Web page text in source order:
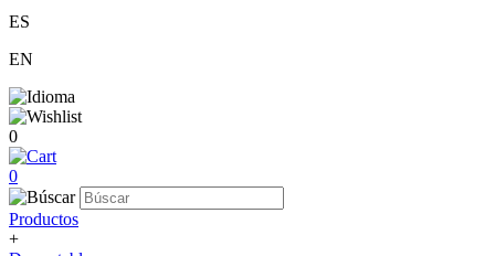
ES
EN
0
0
Productos
+